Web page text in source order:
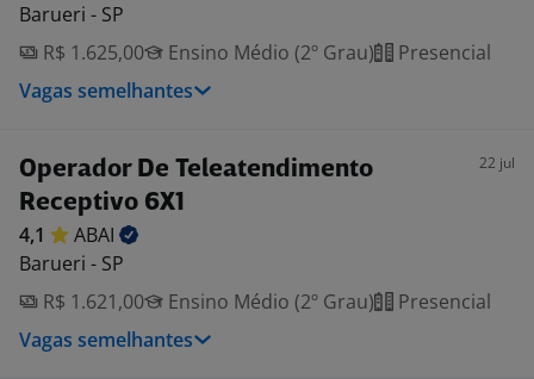
Barueri - SP
R$ 1.625,00
Ensino Médio (2º Grau)
Presencial
Vagas semelhantes
Operador De Teleatendimento
Receptivo 6X1
22 jul
4,1
ABAI
Barueri - SP
R$ 1.621,00
Ensino Médio (2º Grau)
Presencial
Vagas semelhantes